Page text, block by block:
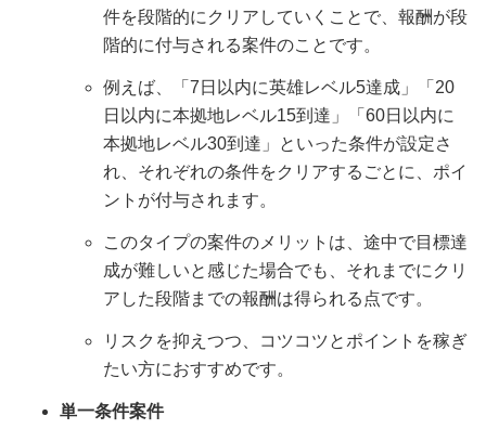
件を段階的にクリアしていくことで、報酬が段
階的に付与される案件のことです。
例えば、「7日以内に英雄レベル5達成」「20
日以内に本拠地レベル15到達」「60日以内に
本拠地レベル30到達」といった条件が設定さ
れ、それぞれの条件をクリアするごとに、ポイ
ントが付与されます。
このタイプの案件のメリットは、途中で目標達
成が難しいと感じた場合でも、それまでにクリ
アした段階までの報酬は得られる点です。
リスクを抑えつつ、コツコツとポイントを稼ぎ
たい方におすすめです。
単一条件案件